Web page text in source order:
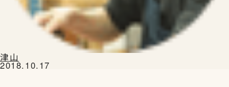
津山
2018.10.17